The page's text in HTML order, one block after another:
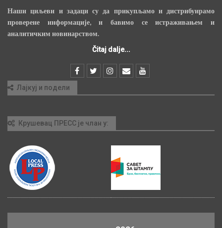
Наши циљеви и задаци су да прикупљамо и дистрибуирамо
проверене информације, и бавимо се истраживањем и
аналитичким новинарством.
Čitaj dalje...
Лајкуј и подели
Крушевац ПРЕСС је члан у: